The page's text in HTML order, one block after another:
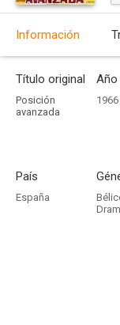
Información
Título original
Posición
avanzada
Año
1966
País
España